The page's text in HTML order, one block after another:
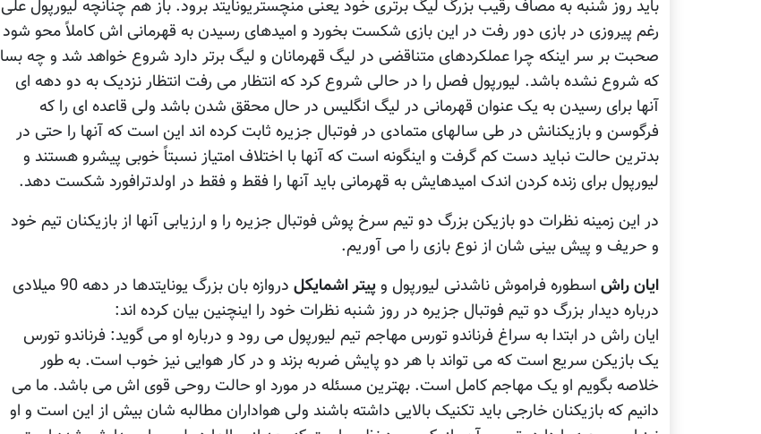
باید روز شنبه به مصاف رقیب بزرگ لیگ برتری خود یعنی منچستریونایتد برود. باز هم چنانچه لیورپول علی
رغم پیروزی در بازی دور رفت در این بازی شکست بخورد و امیدهای رسیدن به قهرمانی اش کاملاً محو شود
صحبت بر سر اینکه چرا عملکردهای متناقضی در لیگ قهرمانان و لیگ برتر دارد شروع خواهد شد و چه بسا
که شروع نشده باشد. لیورپول فصل را در حالی شروع کرد که انتظار می رفت انتظار نزدیک به دو دهه ای
آنها برای رسیدن به یک عنوان قهرمانی در لیگ انگلیس در حال محقق شدن باشد ولی قاعده ای را که
فرگوسن و بازیکنانش در طی سالهای متمادی در فوتبال جزیره ثابت کرده اند این است که آنها را حتی در
بدترین حالت نباید دست کم گرفت و اینگونه است که آنها با اختلاف امتیاز نسبتاً خوبی پیشرو هستند و
لیورپول برای زنده کردن اندک امیدهایش به قهرمانی باید آنها را فقط و فقط در اولدترافورد شکست دهد.
در این زمینه نظرات دو بازیکن بزرگ دو تیم سرخ پوش فوتبال جزیره را و ارزیابی آنها از بازیکنان تیم خود
و حریف و پیش بینی شان از نوع بازی را می آوریم.
ایان راش اسطوره فراموش ناشدنی لیورپول وپیتر اشمایکل
دروازه بان بزرگ یونایتدها در دهه 90 میلادی
درباره دیدار بزرگ دو تیم فوتبال جزیره در روز شنبه نظرات خود را اینچنین بیان کرده اند:
ایان راش در ابتدا به سراغ فرناندو تورس مهاجم تیم لیورپول می رود و درباره او می گوید: فرناندو تورس
یک بازیکن سریع است که می تواند با هر دو پایش ضربه بزند و در کار هوایی نیز خوب است. به طور
خلاصه بگویم او یک مهاجم کامل است. بهترین مسئله در مورد او حالت روحی قوی اش می باشد. ما می
دانیم که بازیکنان خارجی باید تکنیک بالایی داشته باشند ولی هواداران مطالبه شان بیش از این است و او